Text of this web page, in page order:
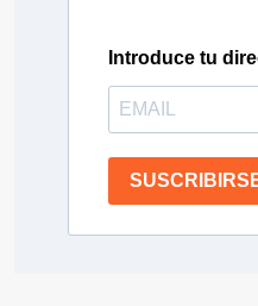
Introduce tu